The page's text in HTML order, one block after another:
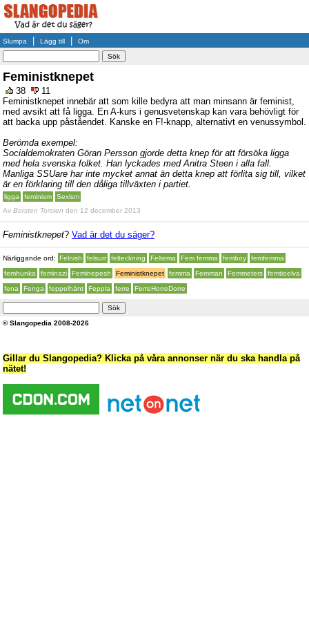
Slumpa Lägg till Om
Feministknepet
38
11
Feministknepet innebär att som kille bedyra att man minsann är feminist,
med avsikt att få ligga. En A-kurs i genusvetenskap kan vara behövligt för
att backa upp påståendet. Kanske en F!-knapp, alternativt en venussymbol.
Berömda exempel:
Socialdemokraten Göran Persson gjorde detta knep för att försöka ligga
med hela svenska folket. Han lyckades med Anitra Steen i alla fall.
Manliga SSUare har inte mycket annat än detta knep att förlita sig till, vilket
är en förklaring till den dåliga tillväxten i partiet.
ligga feminism
Sexism
Av Borsten Torsten den 12 december 2013
Feministknepet? Vad är det du säger?
Närliggande ord: Felnish felsurr felteckning Feltema Fem femma femboy
femfemma
femhunka
feminazi Feminepesh Feministknepet femma Femman Femmeters
femtioelva
fena
Fenga feppelhänt Feppla ferre FerreHorreDorre
© Slangopedia 2008-2026
Gillar du Slangopedia? Klicka på våra annonser när du ska handla på
nätet!